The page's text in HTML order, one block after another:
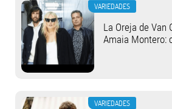
VARIEDADES
La Oreja de Van
Amaia Montero:
VARIEDADES